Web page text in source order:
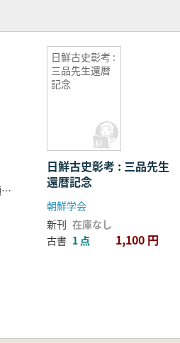
申 ヒョン植 著 金 順姫 訳
日鮮古史彰考 :
三品先生還暦
記念
日鮮古史彰考 : 三品先生
還暦記念
朝鮮学会
新刊 在庫なし
古書 1 点 1,100 円